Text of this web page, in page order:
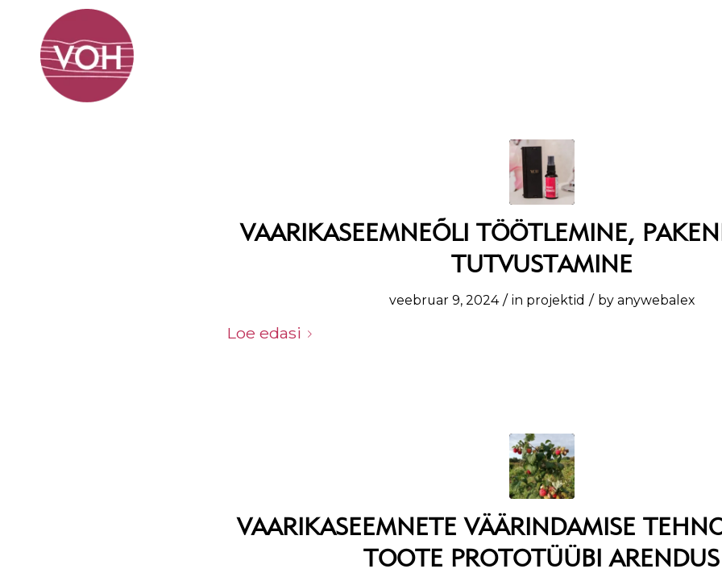
VAARIKASEEMNEÕLI TÖÖTLEMINE,
TUTVUSTAMINE
veebruar 9, 2024 / in projektid / by anywebalex
Loe edasi
VAARIKASEEMNETE VÄÄRINDAMISE
TOOTE PROTOTÜÜBI ARENDUS